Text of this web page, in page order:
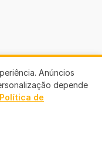
Anúncios
depende
Política de